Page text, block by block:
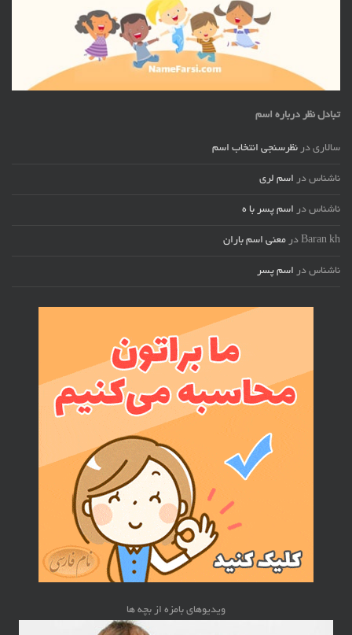
تبادل نظر درباره اسم
سالاری در نظرسنجی انتخاب اسم
ناشناس در اسم لری
ناشناس در اسم پسر با ه
Baran kh در معنی اسم باران
ناشناس در اسم پسر
ویدیوهای بامزه از بچه ها